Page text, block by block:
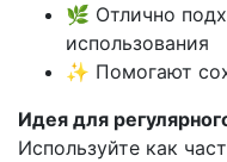
🌿 Отлично
использования
✨ Помогают
Идея для
Используйте как